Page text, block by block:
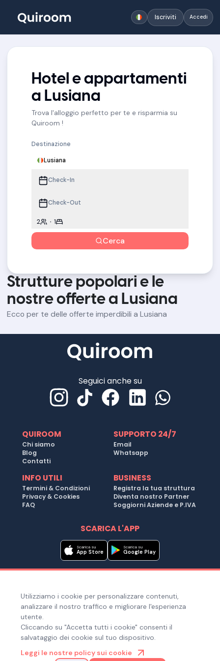
Iscriviti Accedi
Hotel e appartamenti
a Lusiana
Trova l'alloggio perfetto per te e risparmia su
Quiroom !
Destinazione
Lusiana
2 1
Cerca
Strutture popolari e le
nostre offerte a Lusiana
Ecco per te delle offerte imperdibili a Lusiana
Seguici anche su
QUIROOM
Chi siamo
Blog
Contatti
SUPPORTO 24/7
Email
Whatsapp
INFO UTILI
Termini & Condizioni
Privacy & Cookies
FAQ
BUSINESS
Registra la tua struttura
Diventa nostro Partner
Soggiorni Aziende e P.IVA
SCARICA L'APP
Scarica su
App Store
Scarica su
Google Play
Hai bisogno di aiuto ?
Laura Bassi Veratti 1, 40137, Bologna (BO), Italia | Cod. Fiscale
Utilizziamo i cookie per personalizzare contenuti,
analizzare il nostro traffico e migliorare l'esperienza
utente.
Cliccando su "Accetta tutti i cookie" consenti il
salvataggio dei cookie sul tuo dispositivo.
Leggi le nostre policy sui cookie